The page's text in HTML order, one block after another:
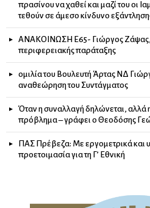
πρασίνου να χαθεί και μαζί του οι
τεθούν σε άμεσο κίνδυνο
ΑΝΑΚΟΙΝΩΣΗ Ε65- Γιώργος
περιφερειακής παράταξης
ομιλία του Βουλευτή Άρτας ΝΔ
αναθεώρηση του Συντάγματος
Όταν η συναλλαγή δηλώνεται, αλλά
πρόβλημα – γράφει ο Θεοδόσης
ΠΑΣ Πρέβεζα: Με εργομετρικά και
προετοιμασία για τη Γ’ Εθνική